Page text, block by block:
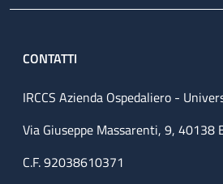
CONTATTI
IRCCS Azienda Ospedaliero -
Via Giuseppe Massarenti, 9, 40138
C.F. 92038610371